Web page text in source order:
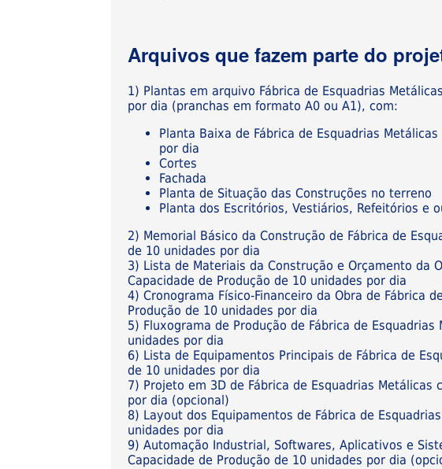
Arquivos que fazem parte do
1) Plantas em arquivo Fábrica de Esquadrias
por dia (pranchas em formato A0 ou A1), com:
Planta Baixa de Fábrica de Esquadrias
por dia
Cortes
Fachada
Planta de Situação das Construções no terreno
Planta dos Escritórios, Vestiários, Refeitórios e
2) Memorial Básico da Construção de Fábrica de
de 10 unidades por dia
3) Lista de Materiais da Construção e Orçamento da
Capacidade de Produção de 10 unidades por dia
4) Cronograma Físico-Financeiro da Obra de Fábrica
Produção de 10 unidades por dia
5) Fluxograma de Produção de Fábrica de
unidades por dia
6) Lista de Equipamentos Principais de Fábrica de
de 10 unidades por dia
7) Projeto em 3D de Fábrica de Esquadrias Metálicas
por dia (opcional)
8) Layout dos Equipamentos de Fábrica de
unidades por dia
9) Automação Industrial, Softwares, Aplicativos e
Capacidade de Produção de 10 unidades por dia